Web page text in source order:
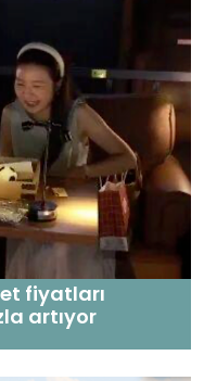
fiyatları
artıyor